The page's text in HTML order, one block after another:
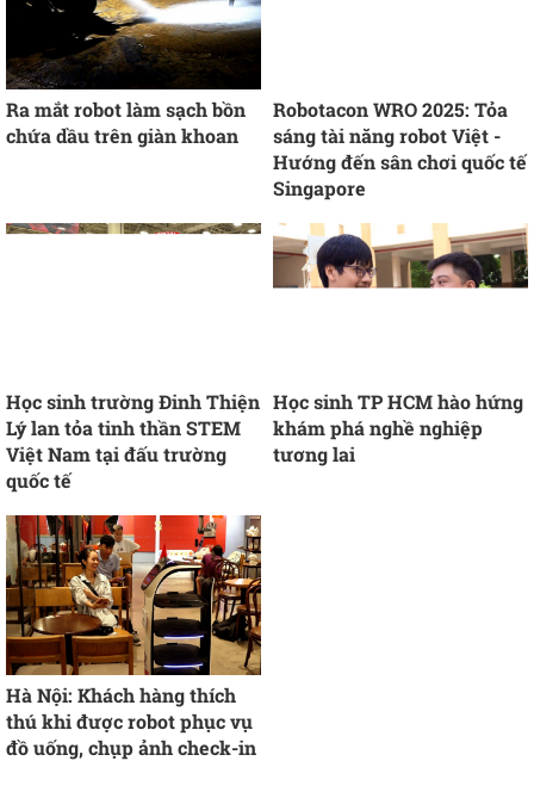
Ra mắt robot làm sạch bồn
chứa dầu trên giàn khoan
Robotacon WRO 2025: Tỏa
sáng tài năng robot Việt -
Hướng đến sân chơi quốc tế
Singapore
Học sinh trường Đinh Thiện
Lý lan tỏa tinh thần STEM
Việt Nam tại đấu trường
quốc tế
Học sinh TP HCM hào hứng
khám phá nghề nghiệp
tương lai
Hà Nội: Khách hàng thích
thú khi được robot phục vụ
đồ uống, chụp ảnh check-in